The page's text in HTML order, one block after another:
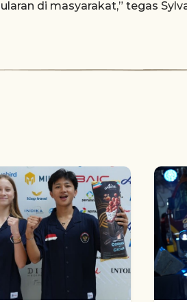
di masyarakat,” tegas